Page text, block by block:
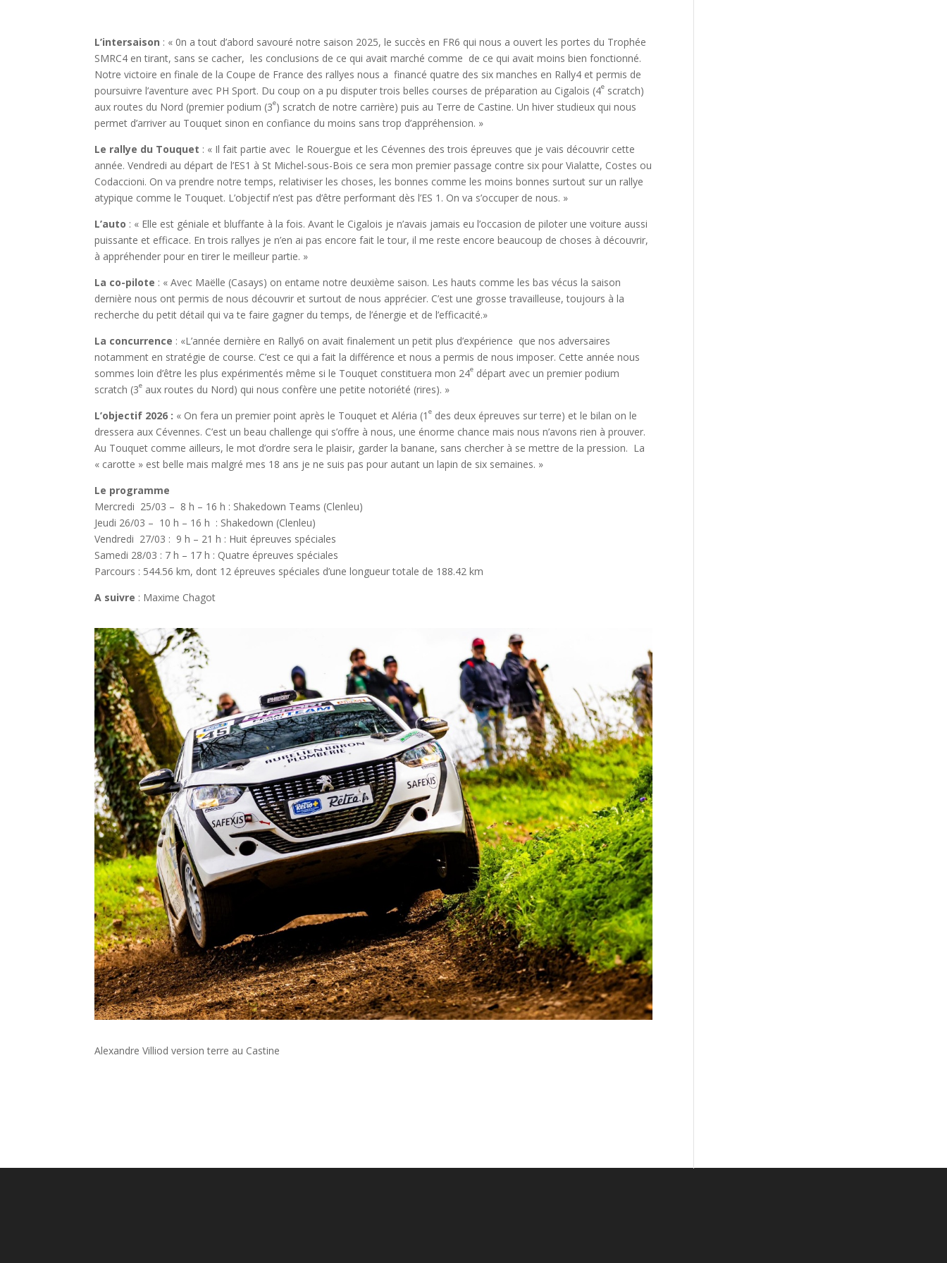
L’intersaison : « 0n a tout d’abord savouré notre saison 2025, le succès en FR6 qui nous a ouvert les portes du Trophée
SMRC4 en tirant, sans se cacher, les conclusions de ce qui avait marché comme de ce qui avait moins bien fonctionné.
Notre victoire en finale de la Coupe de France des rallyes nous a financé quatre des six manches en Rally4 et permis de
poursuivre l’aventure avec PH Sport. Du coup on a pu disputer trois belles courses de préparation au Cigalois (4e scratch)
aux routes du Nord (premier podium (3e) scratch de notre carrière) puis au Terre de Castine. Un hiver studieux qui nous
permet d’arriver au Touquet sinon en confiance du moins sans trop d’appréhension. »
Le rallye du Touquet : « Il fait partie avec le Rouergue et les Cévennes des trois épreuves que je vais découvrir cette
année. Vendredi au départ de l’ES1 à St Michel-sous-Bois ce sera mon premier passage contre six pour Vialatte, Costes ou
Codaccioni. On va prendre notre temps, relativiser les choses, les bonnes comme les moins bonnes surtout sur un rallye
atypique comme le Touquet. L’objectif n’est pas d’être performant dès l’ES 1. On va s’occuper de nous. »
L’auto : « Elle est géniale et bluffante à la fois. Avant le Cigalois je n’avais jamais eu l’occasion de piloter une voiture aussi
puissante et efficace. En trois rallyes je n’en ai pas encore fait le tour, il me reste encore beaucoup de choses à découvrir,
à appréhender pour en tirer le meilleur partie. »
La co-pilote : « Avec Maëlle (Casays) on entame notre deuxième saison. Les hauts comme les bas vécus la saison
dernière nous ont permis de nous découvrir et surtout de nous apprécier. C’est une grosse travailleuse, toujours à la
recherche du petit détail qui va te faire gagner du temps, de l’énergie et de l’efficacité.»
La concurrence : «L’année dernière en Rally6 on avait finalement un petit plus d’expérience que nos adversaires
notamment en stratégie de course. C’est ce qui a fait la différence et nous a permis de nous imposer. Cette année nous
sommes loin d’être les plus expérimentés même si le Touquet constituera mon 24e départ avec un premier podium
scratch (3e aux routes du Nord) qui nous confère une petite notoriété (rires). »
L’objectif 2026 : « On fera un premier point après le Touquet et Aléria (1e des deux épreuves sur terre) et le bilan on le
dressera aux Cévennes. C’est un beau challenge qui s’offre à nous, une énorme chance mais nous n’avons rien à prouver.
Au Touquet comme ailleurs, le mot d’ordre sera le plaisir, garder la banane, sans chercher à se mettre de la pression. La
« carotte » est belle mais malgré mes 18 ans je ne suis pas pour autant un lapin de six semaines. »
Le programme
Mercredi 25/03 – 8 h – 16 h : Shakedown Teams (Clenleu)
Jeudi 26/03 – 10 h – 16 h : Shakedown (Clenleu)
Vendredi 27/03 : 9 h – 21 h : Huit épreuves spéciales
Samedi 28/03 : 7 h – 17 h : Quatre épreuves spéciales
Parcours : 544.56 km, dont 12 épreuves spéciales d’une longueur totale de 188.42 km
A suivre : Maxime Chagot
Alexandre Villiod version terre au Castine